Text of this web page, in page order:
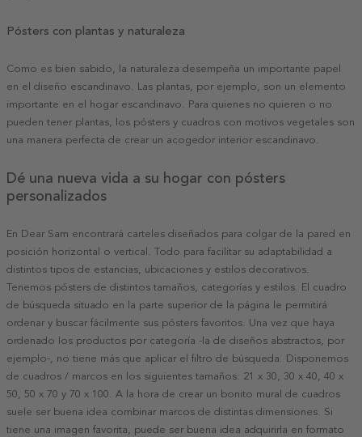
Pósters con plantas y naturaleza
Como es bien sabido, la naturaleza desempeña un importante papel
en el diseño escandinavo. Las plantas, por ejemplo, son un elemento
importante en el hogar escandinavo. Para quienes no quieren o no
pueden tener plantas, los pósters y cuadros con motivos vegetales son
una manera perfecta de crear un acogedor interior escandinavo.
Dé una nueva vida a su hogar con pósters
personalizados
En Dear Sam encontrará carteles diseñados para colgar de la pared en
posición horizontal o vertical. Todo para facilitar su adaptabilidad a
distintos tipos de estancias, ubicaciones y estilos decorativos.
Tenemos pósters de distintos tamaños, categorías y estilos. El cuadro
de búsqueda situado en la parte superior de la página le permitirá
ordenar y buscar fácilmente sus pósters favoritos. Una vez que haya
ordenado los productos por categoría -la de diseños abstractos, por
ejemplo-, no tiene más que aplicar el filtro de búsqueda. Disponemos
de cuadros / marcos en los siguientes tamaños: 21 x 30, 30 x 40, 40 x
50, 50 x 70 y 70 x 100. A la hora de crear un bonito mural de cuadros
suele ser buena idea combinar marcos de distintas dimensiones. Si
tiene una imagen favorita, puede ser buena idea adquirirla en formato